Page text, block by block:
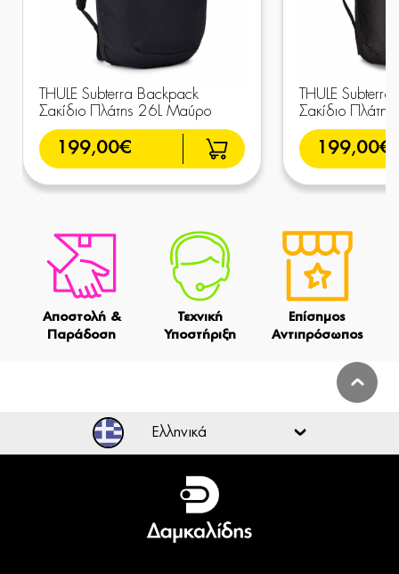
THULE Subterra Backpack
Σακίδιο Πλάτης 26L Μαύρο
199,00€
THULE
Σακίδιο Πλάτης
199,00€
Αποστολή &
Παράδοση
Τεχνική
Υποστήριξη
Επίσημος
Αντιπρόσωπος
Ελληνικά
Ελληνικά
English